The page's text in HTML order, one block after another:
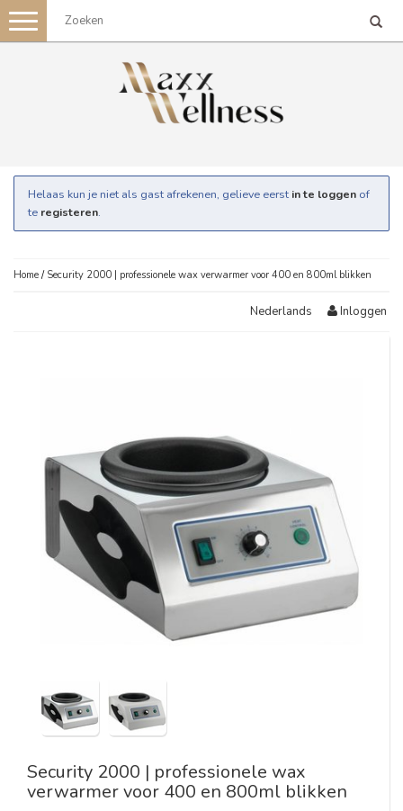
Toggle
navigation
Helaas kun je niet als gast afrekenen, gelieve eerst in te loggen of
te registeren.
Home / Security 2000 | professionele wax verwarmer voor 400 en 800ml blikken
Nederlands Inloggen
Security 2000 | professionele wax
verwarmer voor 400 en 800ml blikken